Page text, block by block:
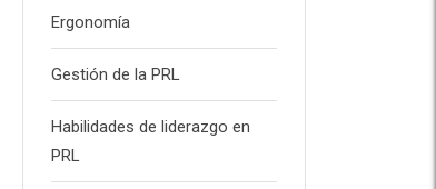
Ergonomía
Gestión de la PRL
Habilidades de liderazgo en
PRL